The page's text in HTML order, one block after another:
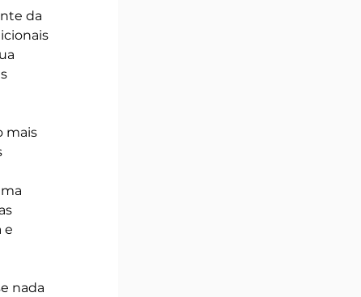
da
mais
e
nada